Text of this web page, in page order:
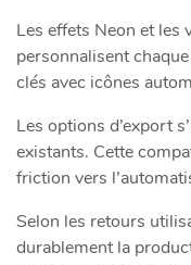
Les effets Neon et les
personnalisent
clés avec icônes
Les options d’export
existants. Cette
friction vers
Selon les retours
durablement la